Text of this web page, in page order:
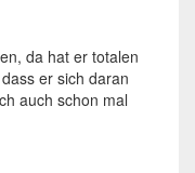
da hat er totalen
er sich daran
auch schon mal